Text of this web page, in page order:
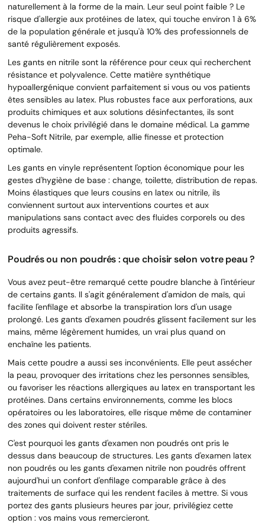
naturellement à la forme de la main. Leur seul point faible ? Le
risque d'allergie aux protéines de latex, qui touche environ 1 à 6%
de la population générale et jusqu'à 10% des professionnels de
santé régulièrement exposés.
Les gants en nitrile sont la référence pour ceux qui recherchent
résistance et polyvalence. Cette matière synthétique
hypoallergénique convient parfaitement si vous ou vos patients
êtes sensibles au latex. Plus robustes face aux perforations, aux
produits chimiques et aux solutions désinfectantes, ils sont
devenus le choix privilégié dans le domaine médical. La gamme
Peha-Soft Nitrile, par exemple, allie finesse et protection
optimale.
Les gants en vinyle représentent l'option économique pour les
gestes d'hygiène de base : change, toilette, distribution de repas.
Moins élastiques que leurs cousins en latex ou nitrile, ils
conviennent surtout aux interventions courtes et aux
manipulations sans contact avec des fluides corporels ou des
produits agressifs.
Poudrés ou non poudrés : que choisir selon votre peau ?
Vous avez peut-être remarqué cette poudre blanche à l'intérieur
de certains gants. Il s'agit généralement d'amidon de maïs, qui
facilite l'enfilage et absorbe la transpiration lors d'un usage
prolongé. Les gants d'examen poudrés glissent facilement sur les
mains, même légèrement humides, un vrai plus quand on
enchaîne les patients.
Mais cette poudre a aussi ses inconvénients. Elle peut assécher
la peau, provoquer des irritations chez les personnes sensibles,
ou favoriser les réactions allergiques au latex en transportant les
protéines. Dans certains environnements, comme les blocs
opératoires ou les laboratoires, elle risque même de contaminer
des zones qui doivent rester stériles.
C'est pourquoi les gants d'examen non poudrés ont pris le
dessus dans beaucoup de structures. Les gants d'examen latex
non poudrés ou les gants d'examen nitrile non poudrés offrent
aujourd'hui un confort d'enfilage comparable grâce à des
traitements de surface qui les rendent faciles à mettre. Si vous
portez des gants plusieurs heures par jour, privilégiez cette
option : vos mains vous remercieront.